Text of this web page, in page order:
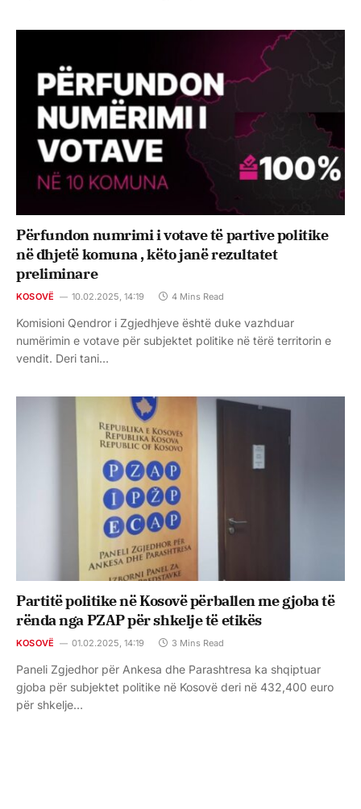
Përfundon numrimi i votave të partive politike
në dhjetë komuna , këto janë rezultatet
preliminare
KOSOVË 10.02.2025, 14:19 4 Mins Read
Komisioni Qendror i Zgjedhjeve është duke vazhduar
numërimin e votave për subjektet politike në tërë territorin e
vendit. Deri tani…
Partitë politike në Kosovë përballen me gjoba të
rënda nga PZAP për shkelje të etikës
KOSOVË 01.02.2025, 14:19 3 Mins Read
Paneli Zgjedhor për Ankesa dhe Parashtresa ka shqiptuar
gjoba për subjektet politike në Kosovë deri në 432,400 euro
për shkelje…